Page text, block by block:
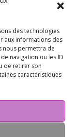
des technologies
aux informations des
nous permettra de
navigation ou les ID
de retirer son
caractéristiques
infos en